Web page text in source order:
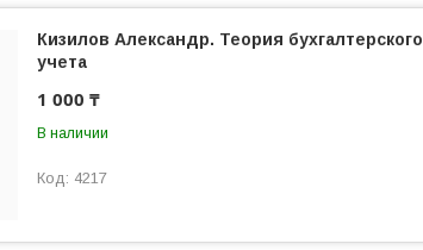
Кизилов Александр. Теория бухгалтерского
учета
1 000 ₸
В наличии
4217